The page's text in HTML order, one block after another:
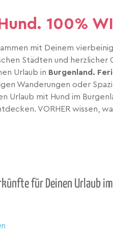
100%
mit Deinem
Städten und herzlicher
Urlaub in Burgenland.
Wanderungen oder
Urlaub mit Hund im
VORHER wissen,
für Deinen Urlaub